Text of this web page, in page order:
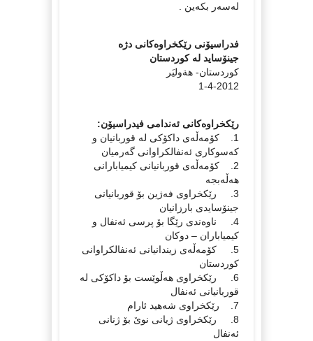
له‌سه‌ر بكه‌ین .
فدراسیۆنی رێكخراوه‌كانی دژه‌
جینۆساید له‌ كوردستان
كوردستان- هةوليَر
1-4-2012
رێكخراوه‌كانی ئه‌ندامی فیدراسیۆن:
1. كۆمه‌ڵه‌ی داكۆكی له‌ قوربانیان و
كه‌سوكاری ئه‌نفالكراوانی گه‌رمیان
2. كۆمه‌ڵه‌ی قوربانیانی كیمیابارانی
هه‌ڵه‌بجه‌
3. رێكخراوی فه‌ژین بۆ قوربانیانی
جینۆسایدی بارزانیان
4. ناوه‌ندی رێگا بۆ پرسی ئه‌نفال و
كیمیاباران – دوكان
5. كۆمه‌ڵه‌ی زیندانیانی ئه‌نفالكراوانی
كوردستان
6. رێكخراوی هه‌ڵوێست بۆ داكۆكی له‌
قوربانیانی ئه‌نفال
7. رێكخراوی شه‌هید ئارام
8. رێكخراوی ژیانی نوێ بۆ ژنانی
ئه‌نفال